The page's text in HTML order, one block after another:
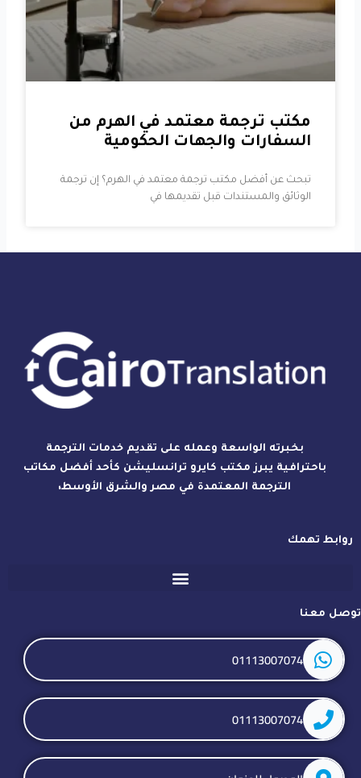
مكتب ترجمة معتمد في الهرم من
السفارات والجهات الحكومية
تبحث عن أفضل مكتب ترجمة معتمد في الهرم؟ إن ترجمة
الوثائق والمستندات قبل تقديمها في
بخبرته الواسعة وعمله على تقديم خدمات الترجمة
باحترافية يبرز مكتب كايرو ترانسليشن كأحد أفضل مكاتب
الترجمة المعتمدة في مصر والشرق الأوسط،
روابط تهمك
توصل معنا
01113007074
01113007074